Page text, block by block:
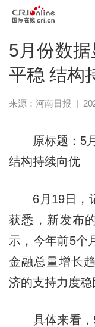
5月份数
平稳 结构
来源： 河南日报 |
原标题：5月
结构持续向优
6月19日，记
获悉，新发布
示，今年前5个
金融总量增长
济的支持力度稳
具体来看，5